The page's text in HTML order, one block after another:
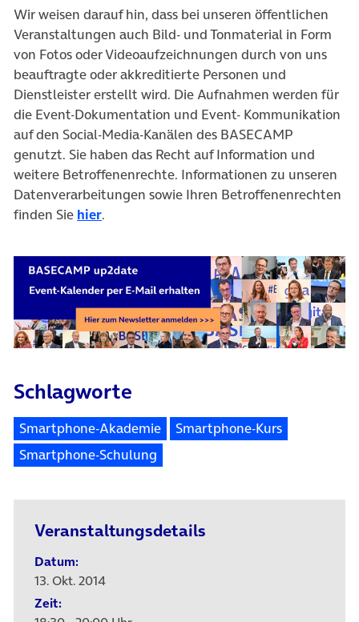
Wir weisen darauf hin, dass bei unseren öffentlichen
Veranstaltungen auch Bild- und Tonmaterial in Form
von Fotos oder Videoaufzeichnungen durch von uns
beauftragte oder akkreditierte Personen und
Dienstleister erstellt wird. Die Aufnahmen werden für
die Event-Dokumentation und Event- Kommunikation
auf den Social-Media-Kanälen des BASECAMP
genutzt. Sie haben das Recht auf Information und
weitere Betroffenenrechte. Informationen zu unseren
Datenverarbeitungen sowie Ihren Betroffenenrechten
finden Sie hier.
Schlagworte
Smartphone-Akademie
Smartphone-Kurs
Smartphone-Schulung
Veranstaltungsdetails
Datum:
13. Okt. 2014
Zeit: